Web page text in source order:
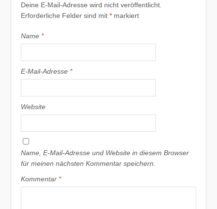
Deine E-Mail-Adresse wird nicht veröffentlicht.
Erforderliche Felder sind mit* markiert
Name *
E-Mail-Adresse *
Website
Name, E-Mail-Adresse und Website in diesem Browser
für meinen nächsten Kommentar speichern.
Kommentar *